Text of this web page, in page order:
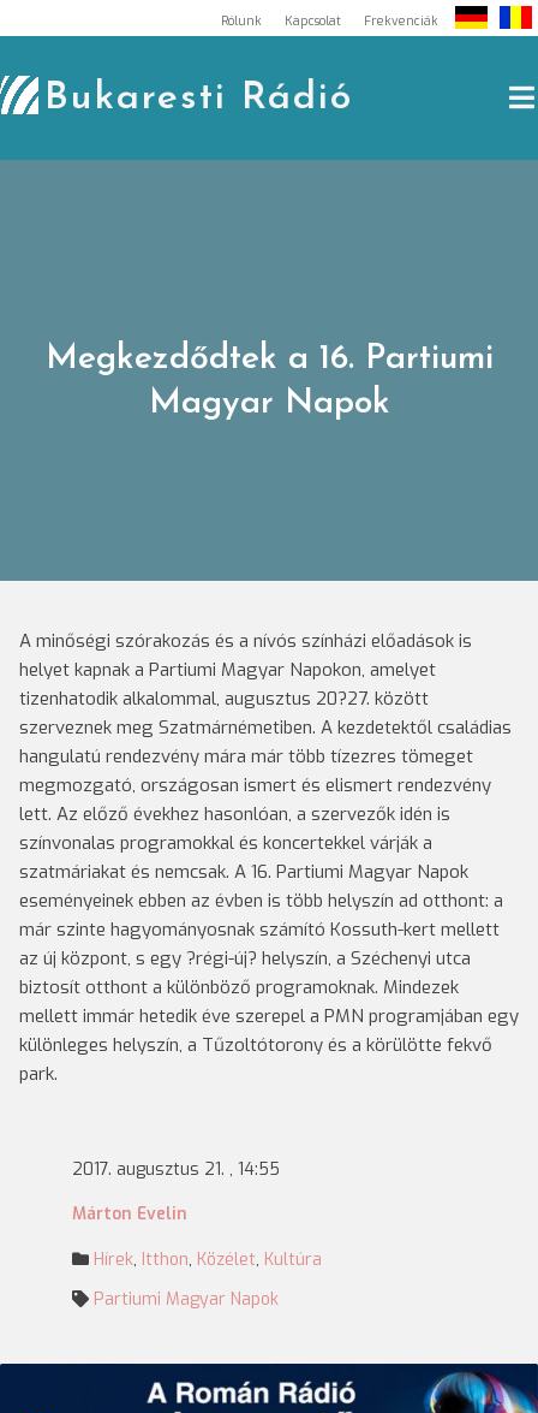
to
content
Rólunk Kapcsolat Frekvenciák
Bukaresti Rádió
Megkezdődtek a 16. Partiumi
Magyar Napok
A minőségi szórakozás és a nívós színházi előadások is
helyet kapnak a Partiumi Magyar Napokon, amelyet
tizenhatodik alkalommal, augusztus 20?27. között
szerveznek meg Szatmárnémetiben. A kezdetektől családias
hangulatú rendezvény mára már több tízezres tömeget
megmozgató, országosan ismert és elismert rendezvény
lett. Az előző évekhez hasonlóan, a szervezők idén is
színvonalas programokkal és koncertekkel várják a
szatmáriakat és nemcsak. A 16. Partiumi Magyar Napok
eseményeinek ebben az évben is több helyszín ad otthont: a
már szinte hagyományosnak számító Kossuth-kert mellett
az új központ, s egy ?régi-új? helyszín, a Széchenyi utca
biztosít otthont a különböző programoknak. Mindezek
mellett immár hetedik éve szerepel a PMN programjában egy
különleges helyszín, a Tűzoltótorony és a körülötte fekvő
park.
2017. augusztus 21. , 14:55
Márton Evelin
Hírek, Itthon, Közélet, Kultúra
Partiumi Magyar Napok